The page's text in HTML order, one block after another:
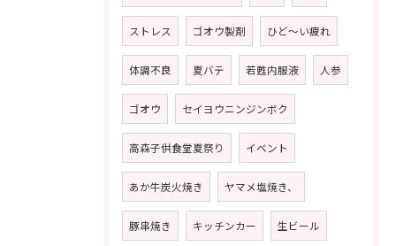
ストレス ゴオウ製剤 ひど〜い疲れ
体調不良 夏バテ 若甦内服液 人参
ゴオウ セイヨウニンジンボク
高森子供食堂夏祭り イベント
あか牛炭火焼き ヤマメ塩焼き、
豚串焼き キッチンカー 生ビール